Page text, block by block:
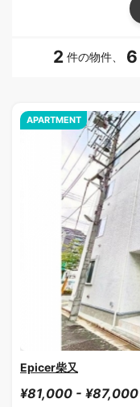
2 件の物件、 6
APARTMENT
Epicer柴又
¥81,000 - ¥87,000